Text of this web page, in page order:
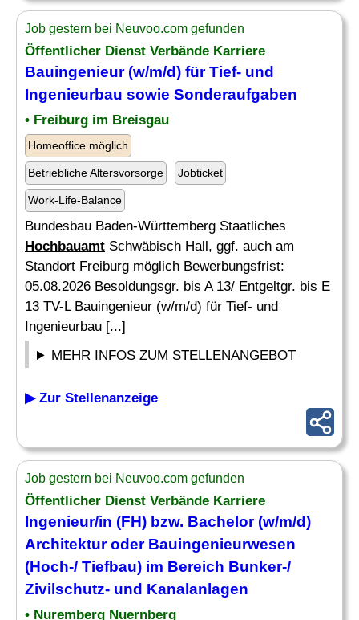
Job gestern bei Neuvoo.com gefunden
Öffentlicher Dienst Verbände Karriere
Bauingenieur (w/m/d) für Tief- und
Ingenieurbau sowie Sonderaufgaben
• Freiburg im Breisgau
Homeoffice möglich
Betriebliche Altersvorsorge Jobticket
Work-Life-Balance
Bundesbau Baden-Württemberg Staatliches
Hochbauamt Schwäbisch Hall, ggf. auch am
Standort Freiburg möglich Bewerbungsfrist:
05.08.2026 Besoldungsgr. bis A 13/ Entgeltgr. bis E
13 TV-L Bauingenieur (w/m/d) für Tief- und
Ingenieurbau [...]
MEHR INFOS ZUM STELLENANGEBOT
▶ Zur Stellenanzeige
Job gestern bei Neuvoo.com gefunden
Öffentlicher Dienst Verbände Karriere
Ingenieur/in (FH) bzw. Bachelor (w/m/d)
Architektur oder Bauingenieurwesen
(Hoch-/ Tiefbau) im Bereich Bunker-/
Zivilschutz- und Kanalanlagen
• Nuremberg Nuernberg